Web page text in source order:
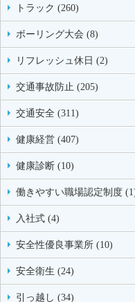
トラック (260)
ボーリング大会 (8)
リフレッシュ休日 (2)
交通事故防止 (205)
交通安全 (311)
健康経営 (407)
健康診断 (10)
働きやすい職場認定制度
入社式 (4)
安全性優良事業所 (10)
安全衛生 (24)
引っ越し (34)